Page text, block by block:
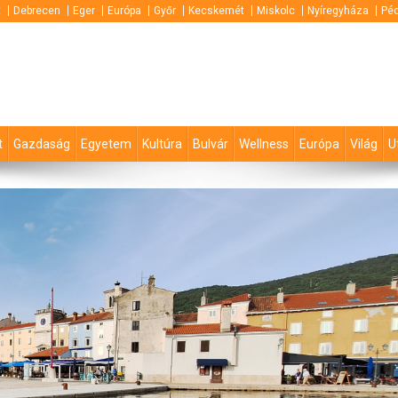
Debrecen Eger Európa Győr Kecskemét Miskolc Nyíregyháza
Gazdaság Egyetem Kultúra Bulvár Wellness Európa Világ